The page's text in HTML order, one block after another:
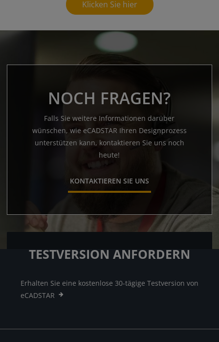
Klicken Sie hier
NOCH FRAGEN?
Falls Sie weitere Informationen darüber
wünschen, wie eCADSTAR Ihren Designprozess
unterstützen kann, kontaktieren Sie uns noch
heute!
KONTAKTIEREN SIE UNS
TESTVERSION ANFORDERN
Erhalten Sie eine kostenlose 30-tägige Testversion von
eCADSTAR